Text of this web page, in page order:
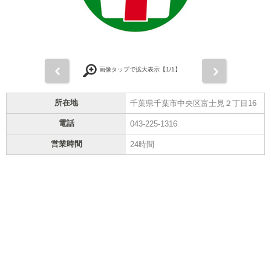
画像タップで拡大表示【1/1】
所在地 千葉県千葉市中央区富士見２丁目16
電話 043-225-1316
営業時間 24時間